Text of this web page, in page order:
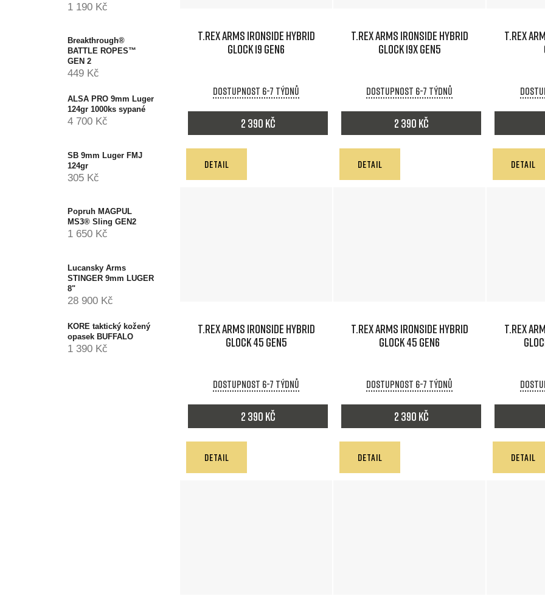
1 190 Kč
Breakthrough®
BATTLE ROPES™
GEN 2
449 Kč
ALSA PRO 9mm Luger
124gr 1000ks sypané
4 700 Kč
SB 9mm Luger FMJ
124gr
305 Kč
Popruh MAGPUL
MS3® Sling GEN2
1 650 Kč
Lucansky Arms
STINGER 9mm LUGER
8"
28 900 Kč
KORE taktický kožený
opasek BUFFALO
1 390 Kč
T.REX ARMS IRONSIDE HYBRID
GLOCK 19 GEN6
Dostupnost 6-7 týdnů
2 390 Kč
DETAIL
T.REX ARMS IRONSIDE HYBRID
GLOCK 19X GEN5
Dostupnost 6-7 týdnů
2 390 Kč
DETAIL
T.REX
DETAIL
T.REX ARMS IRONSIDE HYBRID
GLOCK 45 GEN5
Dostupnost 6-7 týdnů
2 390 Kč
DETAIL
T.REX ARMS IRONSIDE HYBRID
GLOCK 45 GEN6
Dostupnost 6-7 týdnů
2 390 Kč
DETAIL
T.REX
DETAIL